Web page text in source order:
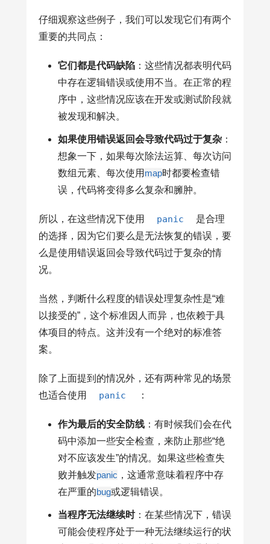
仔细观察这些例子，我们可以发现它们有两个
重要的共同点：
它们都是代码缺陷：这些情况都表明代码
中存在逻辑错误或使用不当。在正常的程
序中，这些情况应该在开发或测试阶段就
被发现和解决。
如果使用错误返回会导致代码过于复杂：
想象一下，如果每次除法运算、每次访问
数组元素、每次使用 map时都要检查错
误，代码将变得多么复杂和臃肿。
所以，在这些情况下使用 panic
是合理
的选择，因为它们要么是无法恢复的错误，要
么是使用错误返回会导致代码过于复杂的情
况。
当然，判断什么程度的错误处理复杂性是“难
以接受的”，这个标准因人而异，也依赖于具
体项目的特点。这并没有一个绝对的标准答
案。
除了上面提到的情况外，还有两种常见的场景
也适合使用
panic ：
作为最后的安全防线：有时候我们会在代
码中添加一些安全检查，来防止那些“绝
对不应该发生”的情况。如果这些检查失
败并触发panic ，这通常意味着程序中存
在严重的bug或逻辑错误。
当程序无法继续时：在某些情况下，错误
可能会使程序处于一种无法继续运行的状